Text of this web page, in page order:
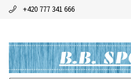
+420 777 341 666